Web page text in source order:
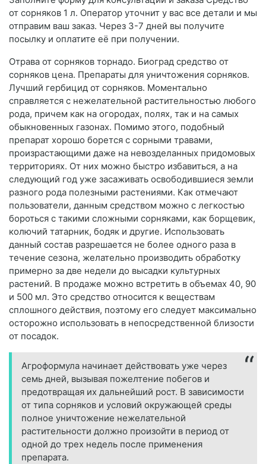
от сорняков 1 л. Оператор уточнит у вас все детали и мы
отправим ваш заказ. Через 3-7 дней вы получите
посылку и оплатите её при получении.
Отрава от сорняков торнадо. Биоград средство от
сорняков цена. Препараты для уничтожения сорняков.
Лучший гербицид от сорняков. Моментально
справляется с нежелательной растительностью любого
рода, причем как на огородах, полях, так и на самых
обыкновенных газонах. Помимо этого, подобный
препарат хорошо борется с сорными травами,
произрастающими даже на невозделанных придомовых
территориях. От них можно быстро избавиться, а на
следующий год уже засаживать освободившиеся земли
разного рода полезными растениями. Как отмечают
пользователи, данным средством можно с легкостью
бороться с такими сложными сорняками, как борщевик,
колючий татарник, бодяк и другие. Использовать
данный состав разрешается не более одного раза в
течение сезона, желательно производить обработку
примерно за две недели до высадки культурных
растений. В продаже можно встретить в объемах 40, 90
и 500 мл. Это средство относится к веществам
сплошного действия, поэтому его следует максимально
осторожно использовать в непосредственной близости
от посадок.
Агроформула начинает действовать уже через
семь дней, вызывая пожелтение побегов и
предотвращая их дальнейший рост. В зависимости
от типа сорняков и условий окружающей среды
полное уничтожение нежелательной
растительности должно произойти в период от
одной до трех недель после применения
препарата.